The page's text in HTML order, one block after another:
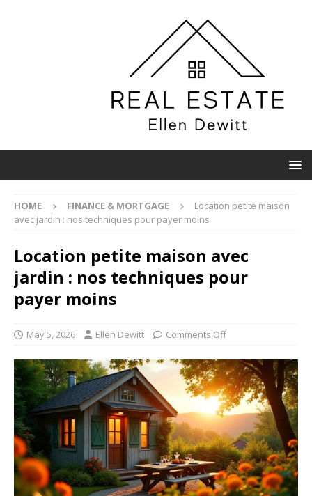
HOME FINANCE & MORTGAGE
Location petite maison
avec jardin : nos techniques pour payer moins
Location petite maison avec
jardin : nos techniques pour
payer moins
May 5, 2026 Ellen Dewitt Comments Off